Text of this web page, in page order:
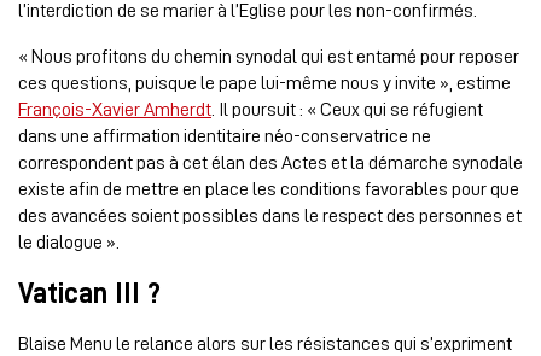
l’interdiction de se marier à l’Eglise pour les non-confirmés.
« Nous profitons du chemin synodal qui est entamé pour reposer
ces questions, puisque le pape lui-même nous y invite », estime
François-Xavier Amherdt. Il poursuit : « Ceux qui se réfugient
dans une affirmation identitaire néo-conservatrice ne
correspondent pas à cet élan des Actes et la démarche synodale
existe afin de mettre en place les conditions favorables pour que
des avancées soient possibles dans le respect des personnes et
le dialogue ».
Vatican III ?
Blaise Menu le relance alors sur les résistances qui s’expriment